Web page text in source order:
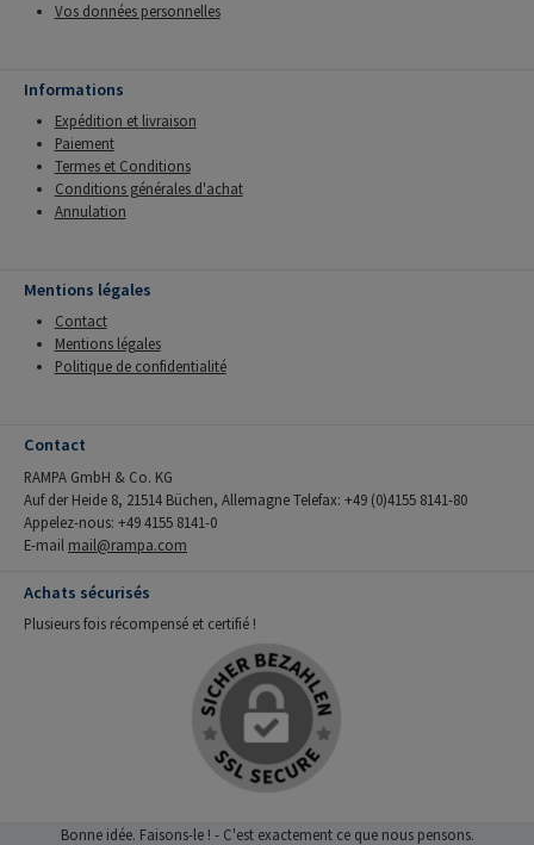
Vos données personnelles
Informations
Expédition et livraison
Paiement
Termes et Conditions
Conditions générales d'achat
Annulation
Mentions légales
Contact
Mentions légales
Politique de confidentialité
Contact
RAMPA GmbH & Co. KG
Auf der Heide 8, 21514 Büchen, Allemagne Telefax: +49 (0)4155 8141-80
Appelez-nous: +49 4155 8141-0
E-mail mail@rampa.com
Achats sécurisés
Plusieurs fois récompensé et certifié !
Bonne idée. Faisons-le ! - C'est exactement ce que nous pensons.